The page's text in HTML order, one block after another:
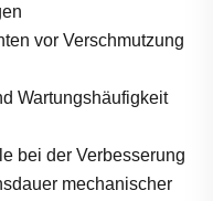
vor Verschmutzung
Wartungshäufigkeit
bei der Verbesserung
mechanischer